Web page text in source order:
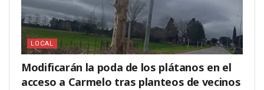
LOCAL
Modificarán la poda de los plátanos en el
acceso a Carmelo tras planteos de vecinos